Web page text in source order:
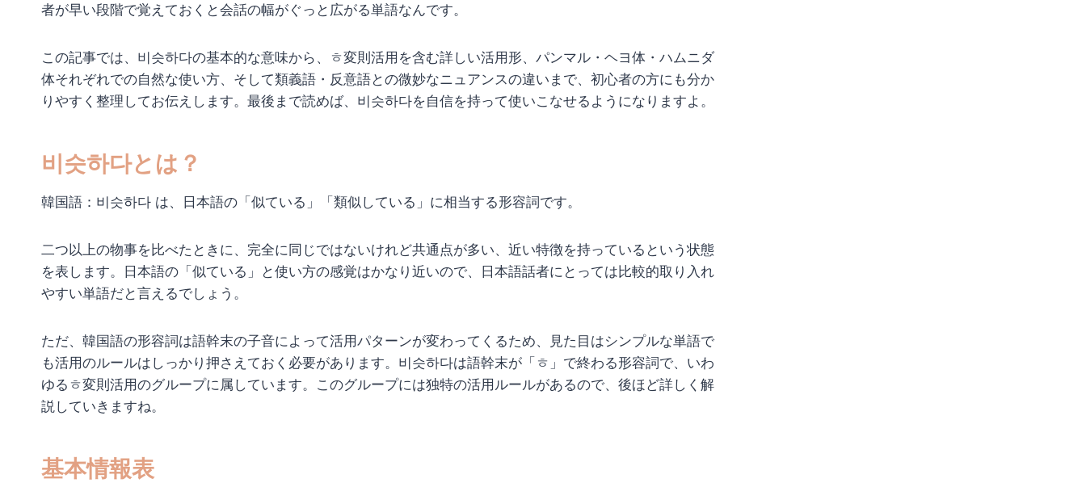
者が早い段階で覚えておくと会話の幅がぐっと広がる単語なんです。
この記事では、비슷하다の基本的な意味から、ㅎ変則活用を含む詳しい活用形、パンマル・ヘヨ体・ハムニダ
体それぞれでの自然な使い方、そして類義語・反意語との微妙なニュアンスの違いまで、初心者の方にも分か
りやすく整理してお伝えします。最後まで読めば、비슷하다を自信を持って使いこなせるようになりますよ。
비슷하다とは？
韓国語：비슷하다 は、日本語の「似ている」「類似している」に相当する形容詞です。
二つ以上の物事を比べたときに、完全に同じではないけれど共通点が多い、近い特徴を持っているという状態
を表します。日本語の「似ている」と使い方の感覚はかなり近いので、日本語話者にとっては比較的取り入れ
やすい単語だと言えるでしょう。
ただ、韓国語の形容詞は語幹末の子音によって活用パターンが変わってくるため、見た目はシンプルな単語で
も活用のルールはしっかり押さえておく必要があります。비슷하다は語幹末が「ㅎ」で終わる形容詞で、いわ
ゆるㅎ変則活用のグループに属しています。このグループには独特の活用ルールがあるので、後ほど詳しく解
説していきますね。
基本情報表